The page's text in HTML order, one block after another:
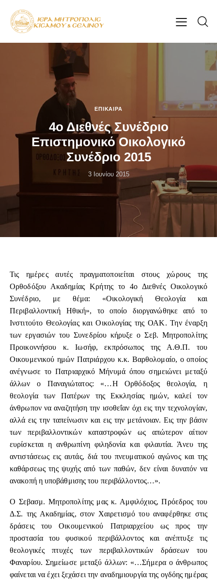
ΕΠΊΚΑΙΡΑ
4ο Διεθνές Συνέδριο
Επιστημονικό Οικολογικό
Συνέδριο 2015
3 Ιουνίου 2015
Τις ημέρες αυτές πραγματοποιείται στους χώρους της
Ορθοδόξου Ακαδημίας Κρήτης το 4ο Διεθνές Οικολογικό
Συνέδριο, με θέμα: «Οικολογική Θεολογία και
Περιβαλλοντική Ηθική», το οποίο διοργανώθηκε από το
Ινστιτούτο Θεολογίας και Οικολογίας της ΟΑΚ. Την έναρξη
των εργασιών του Συνεδρίου κήρυξε ο Σεβ. Μητροπολίτης
Προικοννήσου κ. Ιωσήφ, εκπρόσωπος της Α.Θ.Π. του
Οικουμενικού ημών Πατριάρχου κ.κ. Βαρθολομαίο, ο οποίος
ανέγνωσε το Πατριαρχικό Μήνυμά όπου σημειώνει μεταξύ
άλλων ο Παναγιώτατος: «…Η Ορθόδοξος θεολογία, η
θεολογία των Πατέρων της Εκκλησίας ημών, καλεί τον
άνθρωπον να αναζητήση την ισοθεΐαν όχι εις την τεχνολογίαν,
αλλά εις την ταπείνωσιν και εις την μετάνοιαν. Εις την βάσιν
των περιβαλλοντικών καταστροφών ως απώτερον αίτιον
ευρίσκεται η ανθρωπίνη φιληδονία και φιλαυτία. Άνευ της
αντιστάσεως εις αυτάς, διά του πνευματικού αγώνος και της
καθάρσεως της ψυχής από των παθών, δεν είναι δυνατόν να
ανακοπή η υποβάθμισης του περιβάλλοντος…».
Ο Σεβασμ. Μητροπολίτης μας κ. Αμφιλόχιος, Πρόεδρος του
Δ.Σ. της Ακαδημίας, στον Χαιρετισμό του αναφέρθηκε στις
δράσεις του Οικουμενικού Πατριαρχείου ως προς την
προστασία του φυσικού περιβάλλοντος και ανέπτυξε τις
θεολογικές πτυχές των περιβαλλοντικών δράσεων του
Φαναρίου. Σημείωσε μεταξύ άλλων: «…Σήμερα ο άνθρωπος
φαίνεται να έχει ξεχάσει την αναδημιουργία της ογδόης ημέρας